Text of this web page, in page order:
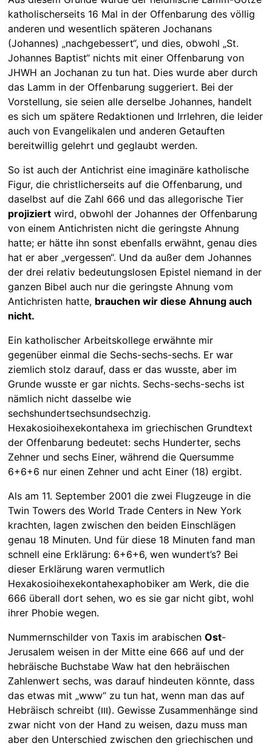
katholischerseits 16 Mal in der Offenbarung des völlig
anderen und wesentlich späteren Jochanans
(Johannes) „nachgebessert“, und dies, obwohl „St.
Johannes Baptist“ nichts mit einer Offenbarung von
JHWH an Jochanan zu tun hat. Dies wurde aber durch
das Lamm in der Offenbarung suggeriert. Bei der
Vorstellung, sie seien alle derselbe Johannes, handelt
es sich um spätere Redaktionen und Irrlehren, die leider
auch von Evangelikalen und anderen Getauften
bereitwillig gelehrt und geglaubt werden.
So ist auch der Antichrist eine imaginäre katholische
Figur, die christlicherseits auf die Offenbarung, und
daselbst auf die Zahl 666 und das allegorische Tier
projiziertwird, obwohl der Johannes der Offenbarung
von einem Antichristen nicht die geringste Ahnung
hatte; er hätte ihn sonst ebenfalls erwähnt, genau dies
hat er aber „vergessen“. Und da außer dem Johannes
der drei relativ bedeutungslosen Epistel niemand in der
ganzen Bibel auch nur die geringste Ahnung vom
Antichristen hatte, brauchen wir diese Ahnung auch
nicht.
Ein katholischer Arbeitskollege erwähnte mir
gegenüber einmal die Sechs-sechs-sechs. Er war
ziemlich stolz darauf, dass er das wusste, aber im
Grunde wusste er gar nichts. Sechs-sechs-sechs ist
nämlich nicht dasselbe wie
sechshundertsechsundsechzig.
Hexakosioihexekontahexa im griechischen Grundtext
der Offenbarung bedeutet: sechs Hunderter, sechs
Zehner und sechs Einer, während die Quersumme
6+6+6 nur einen Zehner und acht Einer (18) ergibt.
Als am 11. September 2001 die zwei Flugzeuge in die
Twin Towers des World Trade Centers in New York
krachten, lagen zwischen den beiden Einschlägen
genau 18 Minuten. Und für diese 18 Minuten fand man
schnell eine Erklärung: 6+6+6, wen wundert’s? Bei
dieser Erklärung waren vermutlich
Hexakosioihexekontahexaphobiker am Werk, die die
666 überall dort sehen, wo es sie gar nicht gibt, wohl
ihrer Phobie wegen.
Nummernschilder von Taxis im arabischen Ost-
Jerusalem weisen in der Mitte eine 666 auf und der
hebräische Buchstabe Waw hat den hebräischen
Zahlenwert sechs, was darauf hindeuten könnte, dass
das etwas mit „www“ zu tun hat, wenn man das auf
Hebräisch schreibt (ווו). Gewisse Zusammenhänge sind
zwar nicht von der Hand zu weisen, dazu muss man
aber den Unterschied zwischen den griechischen und